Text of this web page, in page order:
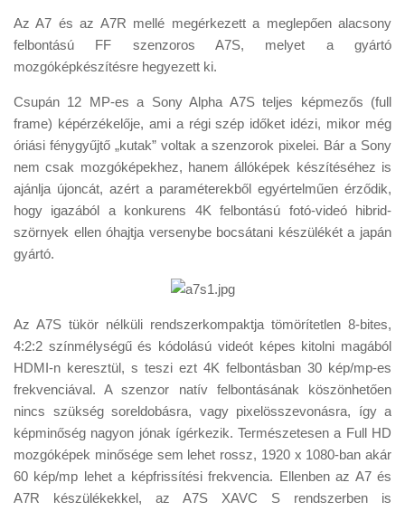
Tudástár
Tanácsok
Érdekességek
Helyszíni Riport
E-BB
Az A7 és az A7R mellé megérkezett a meglepően alacsony
felbontású FF szenzoros A7S, melyet a gyártó
mozgóképkészítésre hegyezett ki.
Csupán 12 MP-es a Sony Alpha A7S teljes képmezős (full
frame) képérzékelője, ami a régi szép időket idézi, mikor még
óriási fénygyűjtő „kutak” voltak a szenzorok pixelei. Bár a Sony
nem csak mozgóképekhez, hanem állóképek készítéséhez is
ajánlja újoncát, azért a paraméterekből egyértelműen érződik,
hogy igazából a konkurens 4K felbontású fotó-videó hibrid-
szörnyek ellen óhajtja versenybe bocsátani készülékét a japán
gyártó.
Az A7S tükör nélküli rendszerkompaktja tömörítetlen 8-bites,
4:2:2 színmélységű és kódolású videót képes kitolni magából
HDMI-n keresztül, s teszi ezt 4K felbontásban 30 kép/mp-es
frekvenciával. A szenzor natív felbontásának köszönhetően
nincs szükség soreldobásra, vagy pixelösszevonásra, így a
képminőség nagyon jónak ígérkezik. Természetesen a Full HD
mozgóképek minősége sem lehet rossz, 1920 x 1080-ban akár
60 kép/mp lehet a képfrissítési frekvencia. Ellenben az A7 és
A7R készülékekkel, az A7S XAVC S rendszerben is